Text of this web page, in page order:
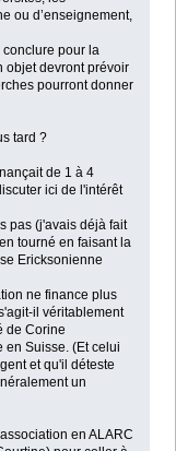
ou d’enseignement,
conclure pour la
objet devront prévoir
pourront donner
tard ?
de 1 à 4
ici de l'intérêt
pas (j'avais déjà fait
tourné en faisant la
Ericksonienne
ne finance plus
il véritablement
de Corine
en Suisse. (Et celui
et qu'il déteste
un
en ALARC